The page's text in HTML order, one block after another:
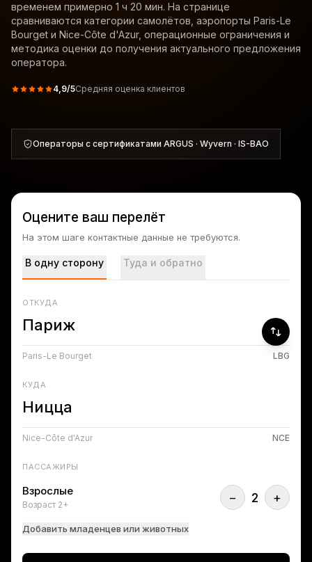
временем примерно 1 ч 20 мин. На странице
сравниваются категории самолётов, аэропорты Paris-Le
Bourget и Nice-Côte d'Azur, операционные ограничения и
методика оценки до получения актуального предложения
оператора.
4,9/5Средняя оценка клиентов
Операторы с сертификатами ARGUS · Wyvern · IS-BAO
Оцените ваш перелёт
На этом шаге контактные данные не требуются.
В одну сторону Туда и обратно
ОТКУДА
Paris-Le Bourget LBG
КУДА
Nice-Côte d'Azur NCE
ПАССАЖИРЫ
Взрослые
Возраст 2+ − 2 +
Добавить младенцев или животных